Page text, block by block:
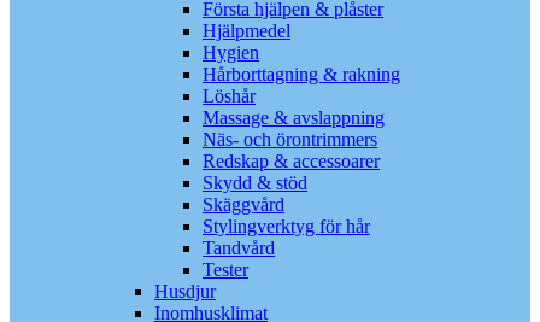
Första hjälpen & plåster
Hjälpmedel
Hygien
Hårborttagning & rakning
Löshår
Massage & avslappning
Näs- och örontrimmers
Redskap & accessoarer
Skydd & stöd
Skäggvård
Stylingverktyg för hår
Tandvård
Tester
Husdjur
Inomhusklimat